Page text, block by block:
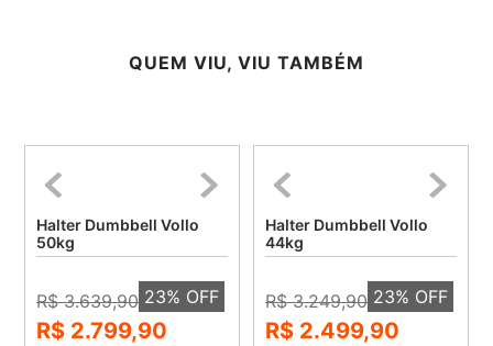
QUEM VIU, VIU TAMBÉM
Halter Dumbbell Vollo
50kg
R$ 3.639,90 23% OFF
R$ 2.799,90
Halter Dumbbell Vollo
44kg
R$ 3.249,90 23% OFF
R$ 2.499,90